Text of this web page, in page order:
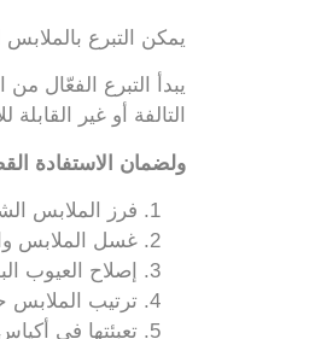
يمكن التبرع
يبدأ التبرع الفعّال
التالفة أو غير
ولضمان الاستفادة
فرز الملابس
غسل الملابس
إصلاح العيوب
ترتيب
تعبئتها في